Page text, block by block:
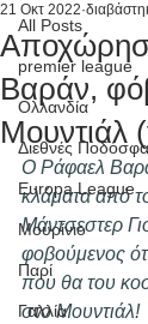
All Posts
premier league
Ολλανδία
Διεθνές
Europa League
Μουρίνιο
Παρί
Γαλλία
Βαράν,
Μουντιάλ
21 Οκτ 2022
Ο Ράφαελ
κλάματα από
Μάντσεστερ
φοβούμενος
που θα του
στο Μουντιάλ!